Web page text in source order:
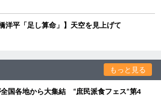
洋平「足し算命」】天空を見上げて
もっと見る
国各地から大集結 “庶民派食フェス”第4